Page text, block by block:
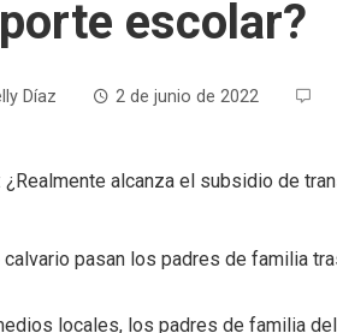
escolar?
Díaz 2 de junio de 2022
calvario pasan los padres de familia
locales, los padres de familia del